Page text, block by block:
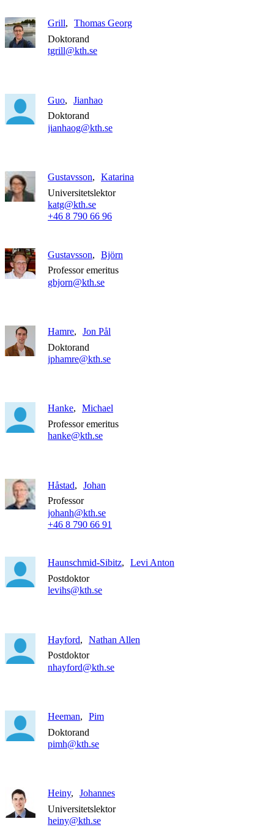
Grill
Thomas Georg
Doktorand
tgrill@kth.se
Guo
Jianhao
Doktorand
jianhaog@kth.se
Gustavsson
Katarina
Universitetslektor
katg@kth.se
+46 8 790 66 96
Gustavsson
Björn
Professor emeritus
gbjorn@kth.se
Hamre
Jon Pål
Doktorand
jphamre@kth.se
Hanke
Michael
Professor emeritus
hanke@kth.se
Håstad
Johan
Professor
johanh@kth.se
+46 8 790 66 91
Haunschmid-Sibitz
Levi Anton
Postdoktor
levihs@kth.se
Hayford
Nathan Allen
Postdoktor
nhayford@kth.se
Heeman
Pim
Doktorand
pimh@kth.se
Heiny
Johannes
Universitetslektor
heiny@kth.se